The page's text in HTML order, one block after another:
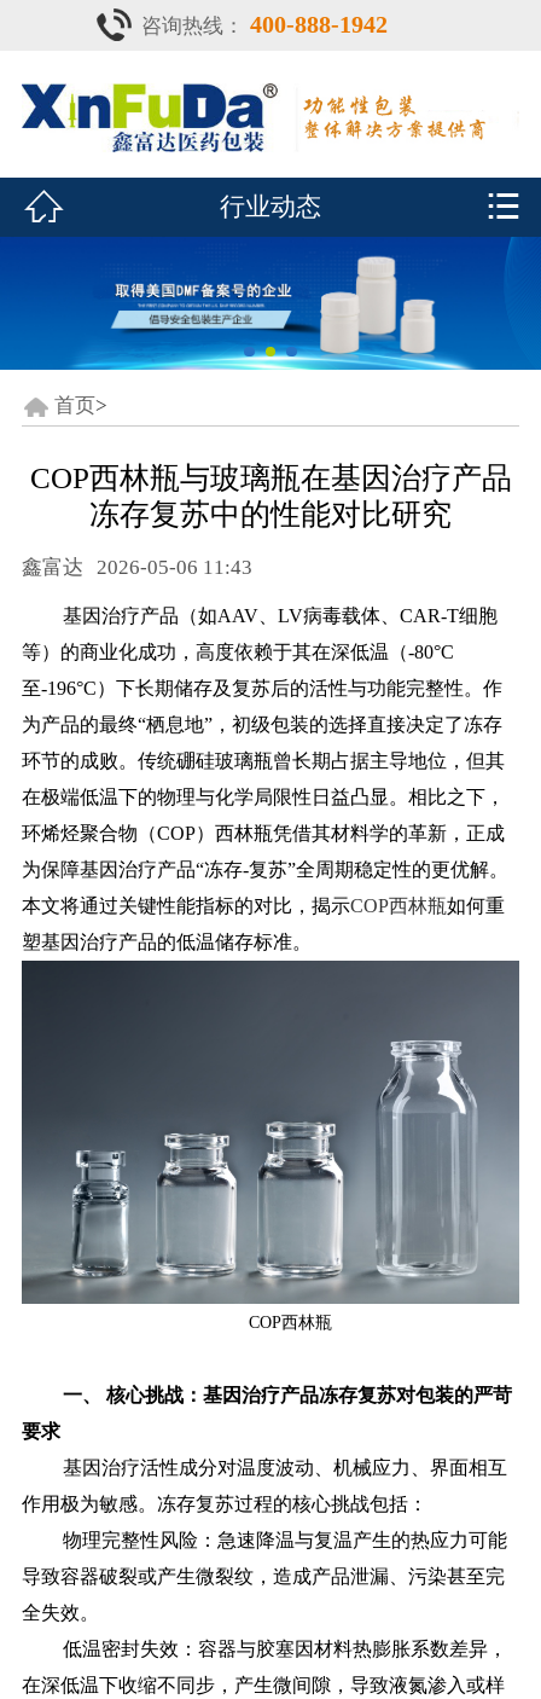
 首页
产品中心
鑫富达资质
行业动态
联系我们
CDE查询
咨询热线： 400-888-1942
 行业动态 
首页>
COP西林瓶与玻璃瓶在基因治疗产品
冻存复苏中的性能对比研究
鑫富达 2026-05-06 11:43
基因治疗产品（如AAV、LV病毒载体、CAR-T细胞
等）的商业化成功，高度依赖于其在深低温（-80°C
至-196°C）下长期储存及复苏后的活性与功能完整性。作
为产品的最终“栖息地”，初级包装的选择直接决定了冻存
环节的成败。传统硼硅玻璃瓶曾长期占据主导地位，但其
在极端低温下的物理与化学局限性日益凸显。相比之下，
环烯烃聚合物（COP）西林瓶凭借其材料学的革新，正成
为保障基因治疗产品“冻存-复苏”全周期稳定性的更优解。
本文将通过关键性能指标的对比，揭示COP西林瓶如何重
塑基因治疗产品的低温储存标准。
COP西林瓶
一、
核心挑战：基因治疗产品冻存复苏对包装的严苛
要求
基因治疗活性成分对温度波动、机械应力、界面相互
作用极为敏感。冻存复苏过程的核心挑战包括：
物理完整性风险：急速降温与复温产生的热应力可能
导致容器破裂或产生微裂纹，造成产品泄漏、污染甚至完
全失效。
低温密封失效：容器与胶塞因材料热膨胀系数差异，
在深低温下收缩不同步，产生微间隙，导致液氮渗入或样